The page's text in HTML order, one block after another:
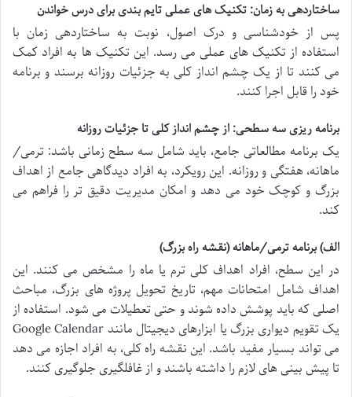
ساختاردهی به زمان: تکنیک های عملی تایم بندی برای درس خواندن
پس از خودشناسی و درک اصول، نوبت به ساختاردهی زمان با
استفاده از تکنیک های عملی می رسد. این تکنیک ها به افراد کمک
می کنند تا از یک چشم انداز کلی به جزئیات روزانه برسند و برنامه
خود را قابل اجرا کنند.
برنامه ریزی سه سطحی: از چشم انداز کلی تا جزئیات روزانه
یک برنامه مطالعاتی جامع، باید شامل سه سطح زمانی باشد: ترمی/
ماهانه، هفتگی و روزانه. این رویکرد، به افراد دیدگاهی جامع از اهداف
بزرگ و کوچک خود می دهد و امکان مدیریت دقیق تر را فراهم می
کند.
الف) برنامه ترمی/ماهانه (نقشه راه بزرگ)
در این سطح، افراد اهداف کلی ترم یا ماه را مشخص می کنند. این
اهداف شامل امتحانات مهم، تاریخ تحویل پروژه های بزرگ، مباحث
اصلی که باید پوشش داده شوند و حتی تعطیلات می شود. استفاده از
یک تقویم دیواری بزرگ یا ابزارهای دیجیتال مانند Google Calendar
می تواند بسیار مفید باشد. این نقشه راه کلی، به افراد اجازه می دهد
تا پیش بینی های لازم را داشته باشند و از غافلگیری جلوگیری کنند.